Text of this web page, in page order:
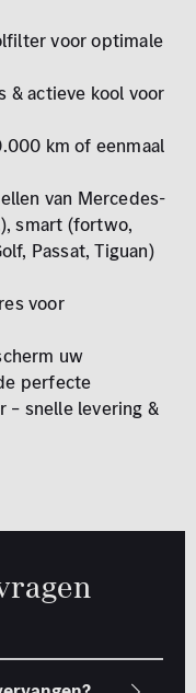
voor optimale
& actieve kool voor
km of eenmaal
van Mercedes-
smart (fortwo,
Passat, Tiguan)
voor
uw
perfecte
snelle levering &